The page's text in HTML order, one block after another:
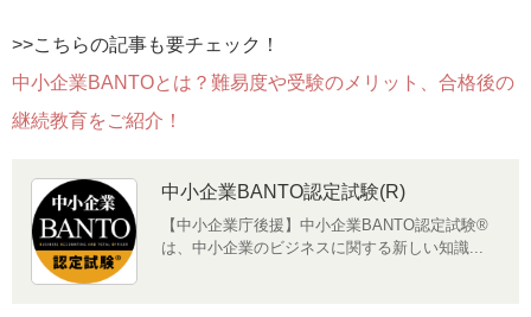
>>こちらの記事も要チェック！
中小企業BANTOとは？難易度や受験のメリット、合格後の
継続教育をご紹介！
中小企業BANTO認定試験(R)
【中小企業庁後援】中小企業BANTO認定試験®
は、中小企業のビジネスに関する新しい知識...